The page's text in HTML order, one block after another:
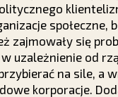
społeczne,
zajmowały się
uzależnienie od
na sile, a
korporacje.